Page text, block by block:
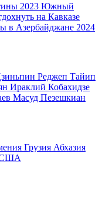
2023 Южный
на Кавказе
в Азербайджане 2024
Реджеп Тайип
Ираклий Кобахидзе
Масуд Пезешкиан
Грузия Абхазия